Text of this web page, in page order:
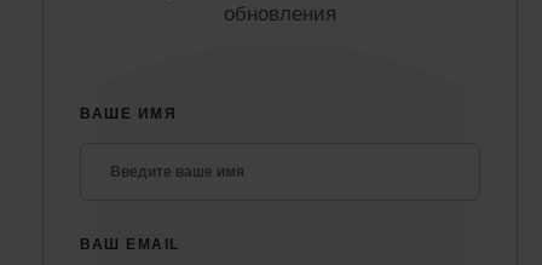
обновления
ВАШЕ ИМЯ
ВАШ EMAIL